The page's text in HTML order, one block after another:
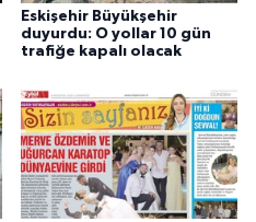
Eskişehir Büyükşehir
duyurdu: O yollar 10 gün
trafiğe kapalı olacak